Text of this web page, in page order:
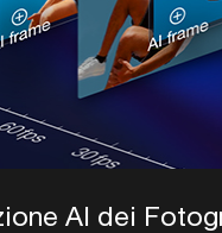
AI dei